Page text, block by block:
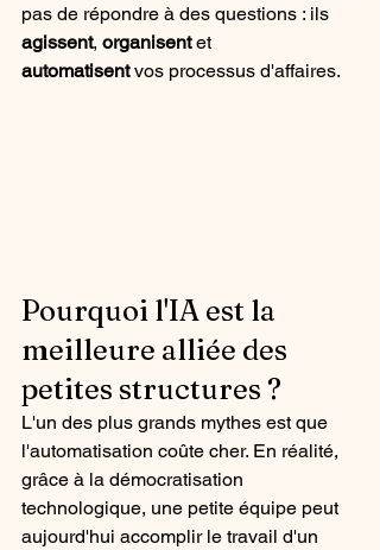
pas de répondre à des questions : ils
agissent, organisent et
automatisent vos processus d'affaires.
Pourquoi l'IA est la
meilleure alliée des
petites structures ?
L'un des plus grands mythes est que
l'automatisation coûte cher. En réalité,
grâce à la démocratisation
technologique, une petite équipe peut
aujourd'hui accomplir le travail d'un